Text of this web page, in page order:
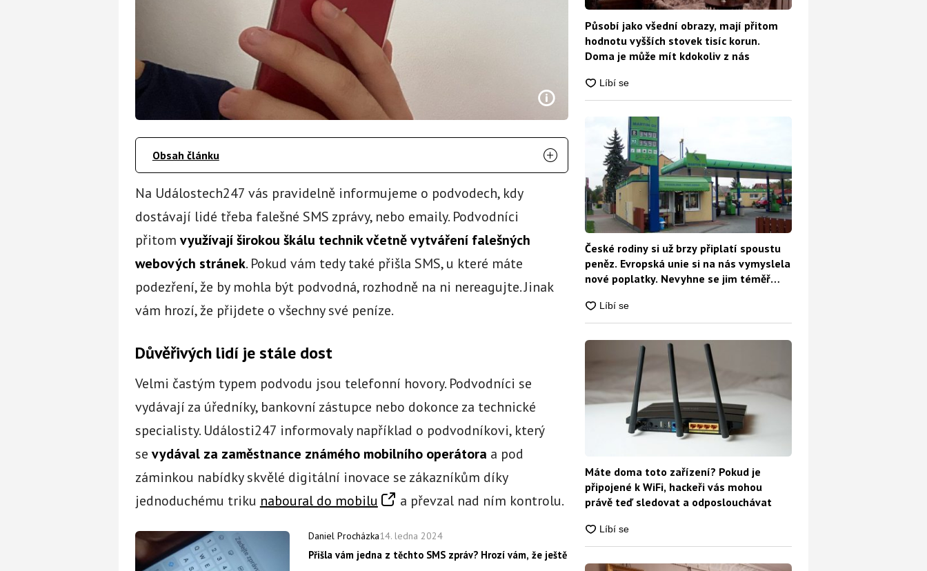
Obsah článku
Na Událostech247 vás pravidelně informujeme o podvodech, kdy
dostávají lidé třeba falešné SMS zprávy, nebo emaily. Podvodníci
přitom využívají širokou škálu technik včetně vytváření falešných
webových stránek. Pokud vám tedy také přišla SMS, u které máte
podezření, že by mohla být podvodná, rozhodně na ni nereagujte. Jinak
vám hrozí, že přijdete o všechny své peníze.
Důvěřivých lidí je stále dost
Velmi častým typem podvodu jsou telefonní hovory. Podvodníci se
vydávají za úředníky, bankovní zástupce nebo dokonce za technické
specialisty. Události247 informovaly například o podvodníkovi, který
se vydával za zaměstnance známého mobilního operátora a pod
záminkou nabídky skvělé digitální inovace se zákazníkům díky
jednoduchému triku naboural do mobilu a převzal nad ním kontrolu.
Daniel Procházka14. ledna 2024
Přišla vám jedna z těchto SMS zpráv? Hrozí vám, že ještě dnes přijdete o všechny peníze. Je to vážné, stalo se to už spoustě Čechů
Působí jako všední obrazy, mají přitom
hodnotu vyšších stovek tisíc korun.
Doma je může mít kdokoliv z nás
České rodiny si už brzy připlatí spoustu
peněz. Evropská unie si na nás vymyslela
nové poplatky. Nevyhne se jim téměř
Máte doma toto zařízení? Pokud je
připojené k WiFi, hackeři vás mohou
právě teď sledovat a odposlouchávat